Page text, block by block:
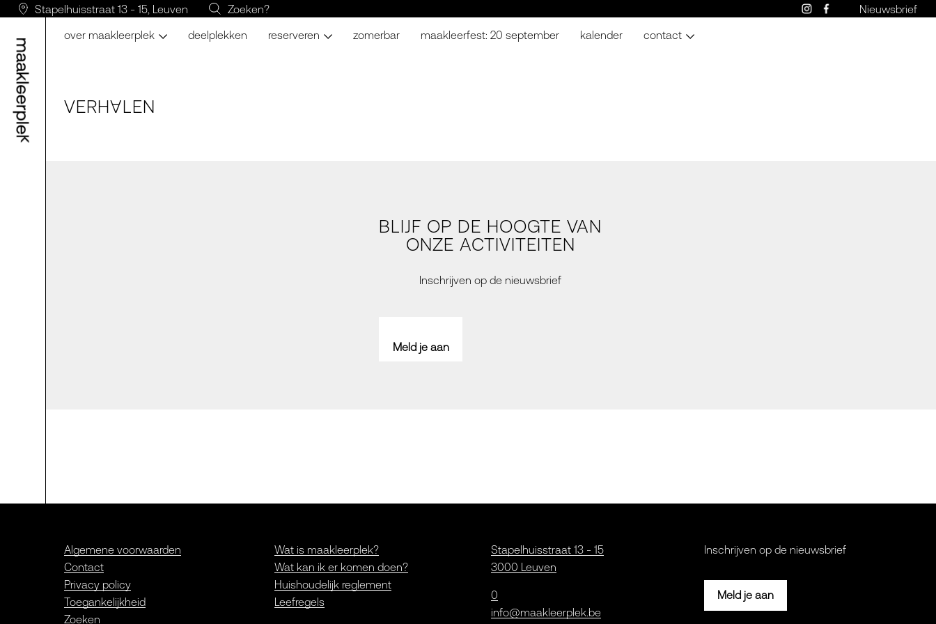
Stapelhuisstraat 13 - 15, Leuven Zoeken? Nieuwsbrief
over maakleerplek deelplekken reserveren zomerbar maakleerfest: 20 september kalender contact
VERHALEN
BLIJF OP DE HOOGTE VAN
ONZE ACTIVITEITEN
Inschrijven op de nieuwsbrief
Meld je aan
Algemene voorwaarden
Contact
Privacy policy
Toegankelijkheid
Zoeken
Wat is maakleerplek?
Wat kan ik er komen doen?
Huishoudelijk reglement
Leefregels
Stapelhuisstraat 13 - 15
3000 Leuven
0
info@maakleerplek.be
Inschrijven op de nieuwsbrief
Meld je aan